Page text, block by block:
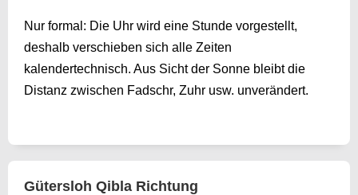
Nur formal: Die Uhr wird eine Stunde vorgestellt,
deshalb verschieben sich alle Zeiten
kalendertechnisch. Aus Sicht der Sonne bleibt die
Distanz zwischen Fadschr, Zuhr usw. unverändert.
Gütersloh Qibla Richtung